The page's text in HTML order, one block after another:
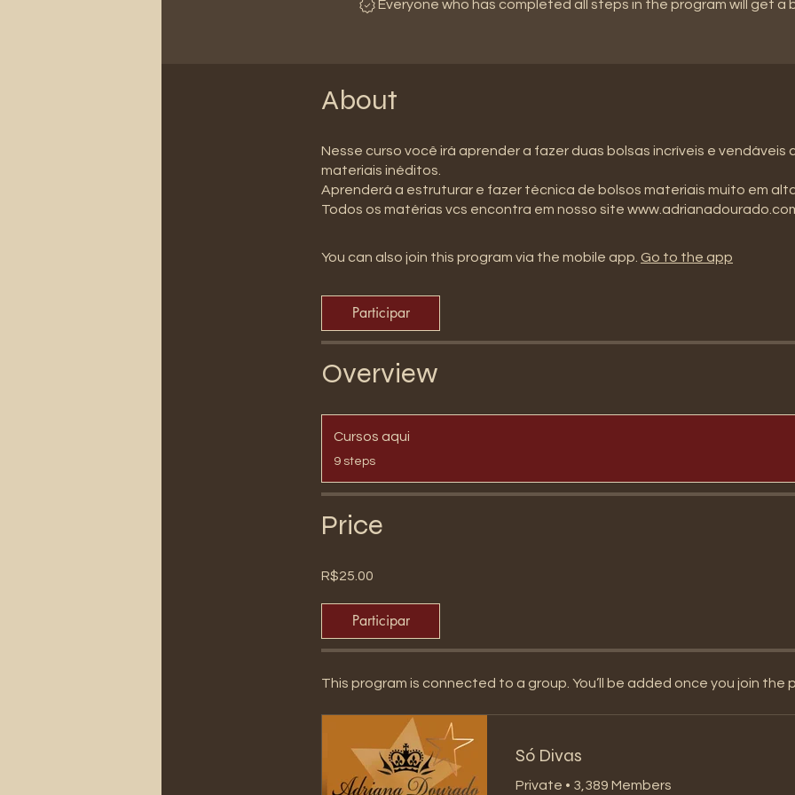
Everyone who has completed all steps in the program will get a
About
Nesse curso você irá aprender a fazer duas bolsas incríveis e vendáveis
materiais inéditos.
Aprenderá a estruturar e fazer técnica de bolsos materiais muito em
Todos os matérias vcs encontra em nosso site
You can also join this program via the mobile app. Go to the app
Participar
Overview
Cursos aqui
.9 steps
Price
R$25.00
Participar
This program is connected to a group. You’ll be added once you join the
Só Divas
Private • 3,389 Members